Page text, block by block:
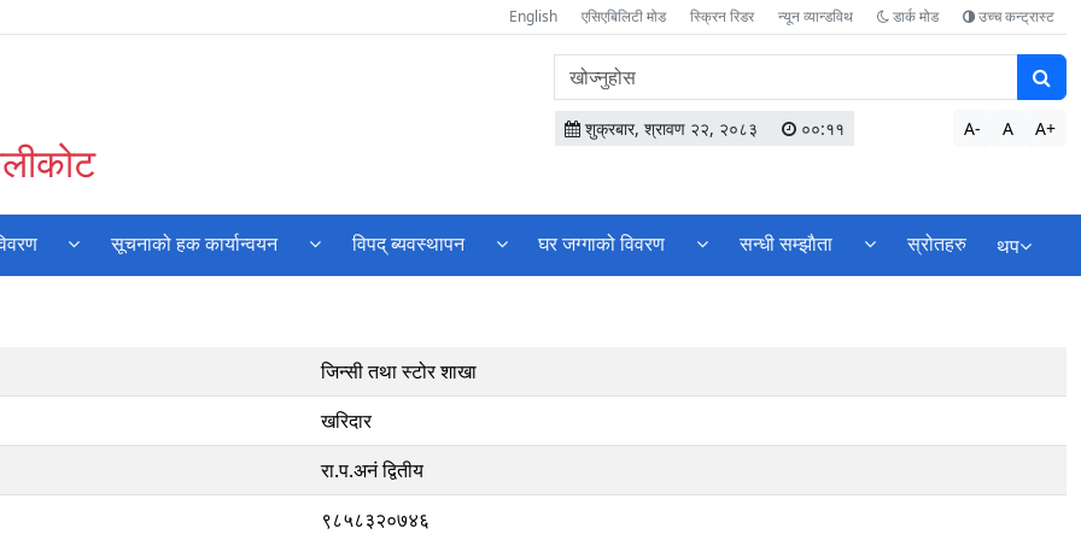
English एसिएबिलिटी मोड स्क्रिन रिडर न्यून व्यान्डविथ डार्क मोड उच्च कन्ट्रास्ट
वेबसाइटमा
सामग्री
खोज्नुहोस
शुक्रबार, श्रावण २२, २०८३ ००:११ A- A A+
सूचनाको हक कार्यान्वयन विपद् ब्यवस्थापन घर जग्गाको विवरण सन्धी सम्झाैता स्रोतहरु थप
जिन्सी तथा स्टोर शाखा
खरिदार
रा.प.अनं द्वितीय
९८५८३२०७४६